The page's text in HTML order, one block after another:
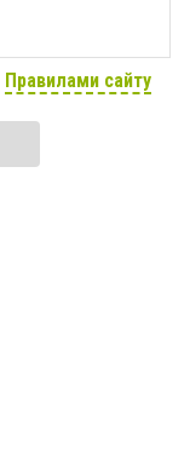
Правилами сайту